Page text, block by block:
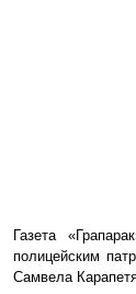
Газета
полицейским
Самвела